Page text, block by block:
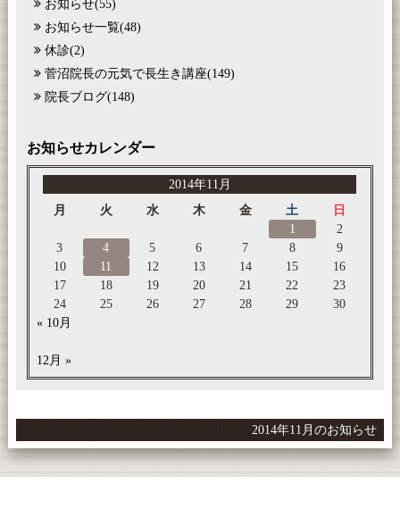
お知らせ(55)
お知らせ一覧(48)
休診(2)
菅沼院長の元気で長生き講座(149)
院長ブログ(148)
お知らせカレンダー
2014年11月
月
火 水 木 金 土
日
1
2
3
4 5 6 7 8
9
10
11 12 13 14 15
16
17
18 19 20 21 22
23
24
25 26 27 28 29
30
« 10月
12月 »
2014年11月のお知らせ